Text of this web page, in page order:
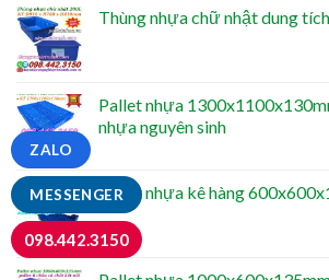
Thùng nhựa chữ nhật dung
Pallet nhựa
nhựa nguyên sinh
Pallet nhựa kê hàng
MESSENGER
ZALO
098.442.3150